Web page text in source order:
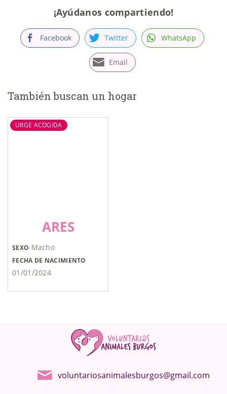
¡Ayúdanos compartiendo!
Facebook Twitter WhatsApp
Email
También buscan un hogar
URGE ACOGIDA
ARES
SEXO Macho
FECHA DE NACIMIENTO
01/01/2024
voluntariosanimalesburgos@gmail.com